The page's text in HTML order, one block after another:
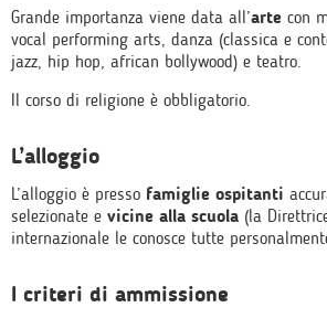
Grande importanza viene data all’arte con
vocal performing arts, danza (classica e
jazz, hip hop, african bollywood) e teatro.
Il corso di religione è obbligatorio.
L’alloggio
L’alloggio è presso famiglie ospitanti
selezionate e vicine alla scuola (la
internazionale le conosce tutte
I criteri di ammissione